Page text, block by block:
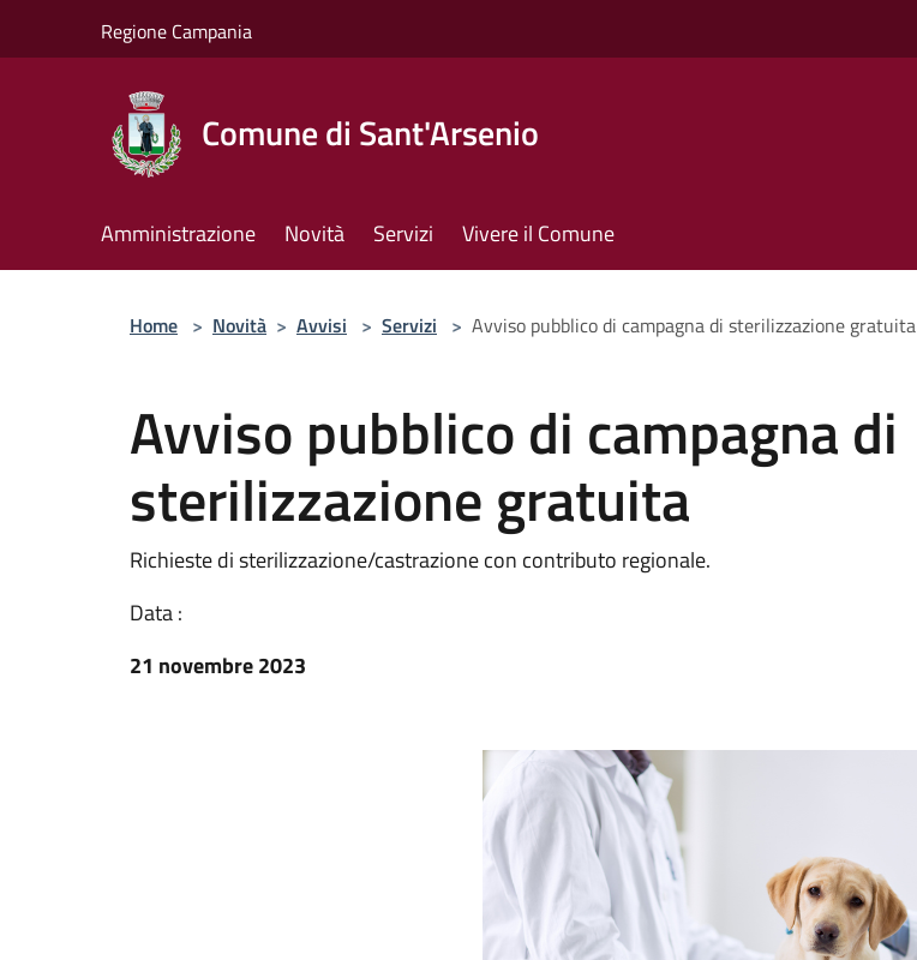
Regione Campania
Comune di Sant'Arsenio
Amministrazione Novità Servizi Vivere il Comune
Home > Novità > Avvisi > Servizi > Avviso pubblico di campagna di sterilizzazione gratuita
Avviso pubblico di campagna di
sterilizzazione gratuita
Richieste di sterilizzazione/castrazione con contributo regionale.
Data :
21 novembre 2023